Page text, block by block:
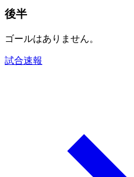
後半
ゴールはありません。
試合速報